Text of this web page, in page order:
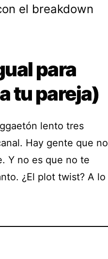
el breakdown
para
tu pareja)
lento tres
Hay gente que no
Y no es que no te
¿El plot twist? A lo